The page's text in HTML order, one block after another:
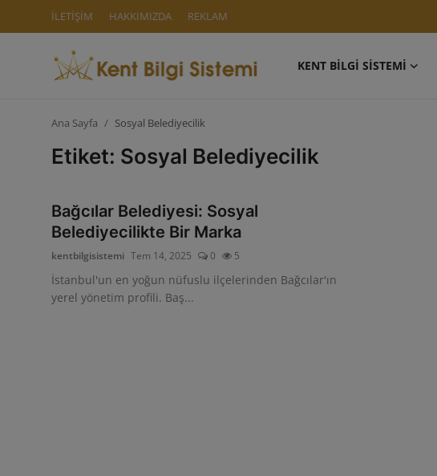
İLETİŞİM HAKKIMIZDA REKLAM
KENT BİLGİ SİSTEMİ
HAKKIMIZDA
REKLAM
AKILLI ŞEHİRLER
Ana Sayfa Sosyal Belediyecilik
Etiket: Sosyal Belediyecilik
Bağcılar Belediyesi: Sosyal
Belediyecilikte Bir Marka
kentbilgisistemi Tem 14, 2025 0 5
İstanbul'un en yoğun nüfuslu ilçelerinden Bağcılar'ın
yerel yönetim profili. Baş...